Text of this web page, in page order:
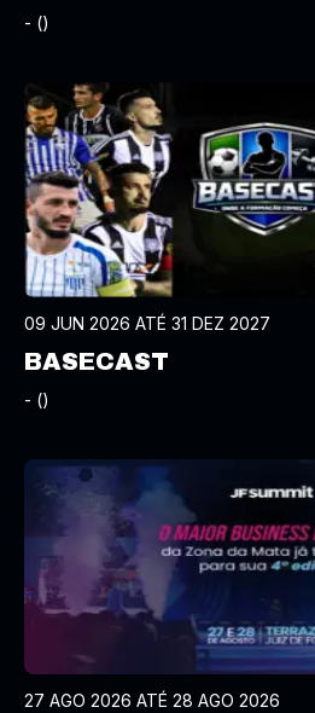
- ()
09 JUN 2026 ATÉ 31 DEZ 2027
BASECAST
- ()
27 AGO 2026 ATÉ 28 AGO 2026